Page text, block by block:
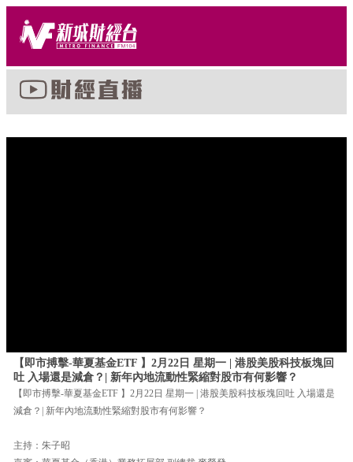
【即市搏擊-華夏基金ETF 】2月22日 星期一 | 港股美股科技板塊回
吐 入場還是減倉？| 新年內地流動性緊縮對股市有何影響？
【即市搏擊-華夏基金ETF 】2月22日 星期一 | 港股美股科技板塊回吐 入場還是
減倉？| 新年內地流動性緊縮對股市有何影響？
主持：朱子昭